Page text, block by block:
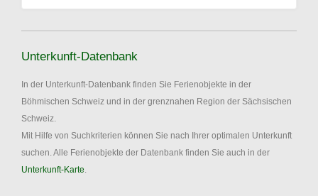
Unterkunft-Datenbank
In der Unterkunft-Datenbank finden Sie Ferienobjekte in der
Böhmischen Schweiz und in der grenznahen Region der Sächsischen
Schweiz.
Mit Hilfe von Suchkriterien können Sie nach Ihrer optimalen Unterkunft
suchen. Alle Ferienobjekte der Datenbank finden Sie auch in der
Unterkunft-Karte.